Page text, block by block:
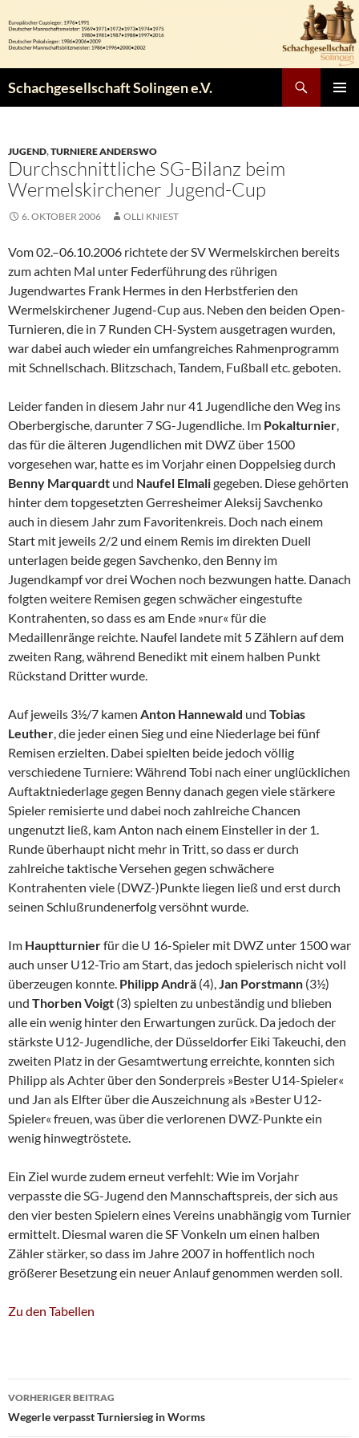
Inhalt
springen
Schachgesellschaft Solingen e.V.
JUGEND,TURNIERE ANDERSWO
Durchschnittliche SG-Bilanz beim
Wermelskirchener Jugend-Cup
6. OKTOBER 2006 OLLI KNIEST
Vom 02.–06.10.2006 richtete der SV Wermelskirchen bereits
zum achten Mal unter Federführung des rührigen
Jugendwartes Frank Hermes in den Herbstferien den
Wermelskirchener Jugend-Cup aus. Neben den beiden Open-
Turnieren, die in 7 Runden CH-System ausgetragen wurden,
war dabei auch wieder ein umfangreiches Rahmenprogramm
mit Schnellschach. Blitzschach, Tandem, Fußball etc. geboten.
Leider fanden in diesem Jahr nur 41 Jugendliche den Weg ins
Oberbergische, darunter 7 SG-Jugendliche. Im Pokalturnier,
das für die älteren Jugendlichen mit DWZ über 1500
vorgesehen war, hatte es im Vorjahr einen Doppelsieg durch
Benny Marquardt und Naufel Elmaligegeben. Diese gehörten
hinter dem topgesetzten Gerresheimer Aleksij Savchenko
auch in diesem Jahr zum Favoritenkreis. Doch nach einem
Start mit jeweils 2/2 und einem Remis im direkten Duell
unterlagen beide gegen Savchenko, den Benny im
Jugendkampf vor drei Wochen noch bezwungen hatte. Danach
folgten weitere Remisen gegen schwächer eingestufte
Kontrahenten, so dass es am Ende »nur« für die
Medaillenränge reichte. Naufel landete mit 5 Zählern auf dem
zweiten Rang, während Benedikt mit einem halben Punkt
Rückstand Dritter wurde.
Auf jeweils 3½/7 kamen Anton Hannewald und Tobias
Leuther, die jeder einen Sieg und eine Niederlage bei fünf
Remisen erzielten. Dabei spielten beide jedoch völlig
verschiedene Turniere: Während Tobi nach einer unglücklichen
Auftaktniederlage gegen Benny danach gegen viele stärkere
Spieler remisierte und dabei noch zahlreiche Chancen
ungenutzt ließ, kam Anton nach einem Einsteller in der 1.
Runde überhaupt nicht mehr in Tritt, so dass er durch
zahlreiche taktische Versehen gegen schwächere
Kontrahenten viele (DWZ-)Punkte liegen ließ und erst durch
seinen Schlußrundenerfolg versöhnt wurde.
Im Hauptturnierfür die U 16-Spieler mit DWZ unter 1500 war
auch unser U12-Trio am Start, das jedoch spielerisch nicht voll
überzeugen konnte. Philipp Andrä (4),Jan Porstmann (3½)
und Thorben Voigt (3) spielten zu unbeständig und blieben
alle ein wenig hinter den Erwartungen zurück. Da jedoch der
stärkste U12-Jugendliche, der Düsseldorfer Eiki Takeuchi, den
zweiten Platz in der Gesamtwertung erreichte, konnten sich
Philipp als Achter über den Sonderpreis »Bester U14-Spieler«
und Jan als Elfter über die Auszeichnung als »Bester U12-
Spieler« freuen, was über die verlorenen DWZ-Punkte ein
wenig hinwegtröstete.
Ein Ziel wurde zudem erneut verfehlt: Wie im Vorjahr
verpasste die SG-Jugend den Mannschaftspreis, der sich aus
den vier besten Spielern eines Vereins unabhängig vom Turnier
ermittelt. Diesmal waren die SF Vonkeln um einen halben
Zähler stärker, so dass im Jahre 2007 in hoffentlich noch
größerer Besetzung ein neuer Anlauf genommen werden soll.
Zu den Tabellen
Beitragsnavigation
VORHERIGER BEITRAG
Wegerle verpasst Turniersieg in Worms